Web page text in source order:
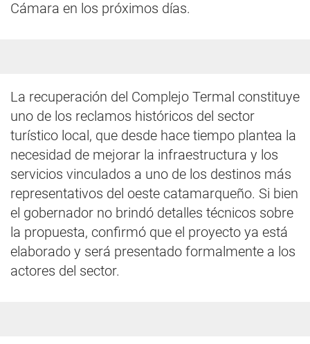
Cámara en los próximos días.
La recuperación del Complejo Termal constituye
uno de los reclamos históricos del sector
turístico local, que desde hace tiempo plantea la
necesidad de mejorar la infraestructura y los
servicios vinculados a uno de los destinos más
representativos del oeste catamarqueño. Si bien
el gobernador no brindó detalles técnicos sobre
la propuesta, confirmó que el proyecto ya está
elaborado y será presentado formalmente a los
actores del sector.